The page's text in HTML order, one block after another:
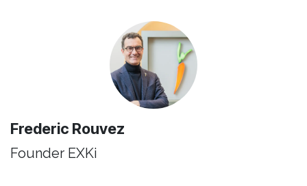
Frederic Rouvez
Founder ​EXKi